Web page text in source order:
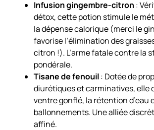
Infusion gingembre-citron :
détox, cette potion stimule le
la dépense calorique (merci le
favorise l’élimination des
citron !). L’arme fatale contre la
pondérale.
Tisane de fenouil: Dotée de
diurétiques et carminatives, elle
ventre gonflé, la rétention d’eau
ballonnements. Une alliée
affiné.